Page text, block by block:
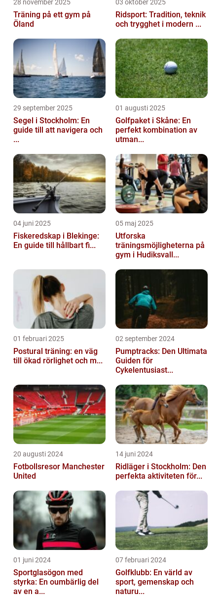
28 november 2025
Träning på ett gym på
Öland
03 oktober 2025
Ridsport: Tradition, teknik
och trygghet i modern ...
29 september 2025
Segel i Stockholm: En
guide till att navigera och
...
01 augusti 2025
Golfpaket i Skåne: En
perfekt kombination av
utman...
04 juni 2025
Fiskeredskap i Blekinge:
En guide till hållbart fi...
05 maj 2025
Utforska
träningsmöjligheterna på
gym i Hudiksvall...
01 februari 2025
Postural träning: en väg
till ökad rörlighet och m...
02 september 2024
Pumptracks: Den Ultimata
Guiden för
Cykelentusiast...
20 augusti 2024
Fotbollsresor Manchester
United
14 juni 2024
Ridläger i Stockholm: Den
perfekta aktiviteten för...
01 juni 2024
Sportglasögon med
styrka: En oumbärlig del
av en a...
07 februari 2024
Golfklubb: En värld av
sport, gemenskap och
naturu...